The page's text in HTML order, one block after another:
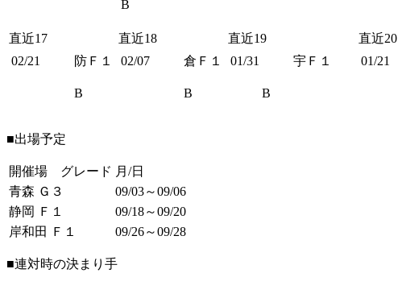
B
直近17 直近18 直近19
直近20
02/21
防Ｆ１
B
02/07 倉Ｆ１
B
01/31 宇Ｆ１
B
01/21
■出場予定
開催場 グレード 月/日
青森 Ｇ３
09/03～09/06
静岡 Ｆ１
09/18～09/20
岸和田 Ｆ１
09/26～09/28
■連対時の決まり手